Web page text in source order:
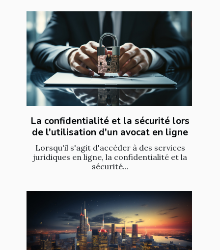
La confidentialité et la sécurité lors
de l'utilisation d'un avocat en ligne
Lorsqu'il s'agit d'accéder à des services
juridiques en ligne, la confidentialité et la
sécurité...